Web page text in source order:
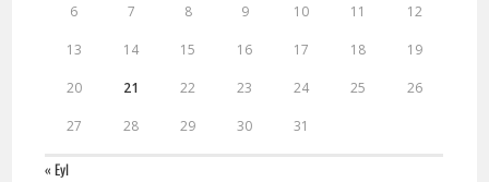
6 7 8 9 10 11 12
13 14 15 16 17 18 19
20 21 22 23 24 25 26
27 28 29 30 31
« Eyl